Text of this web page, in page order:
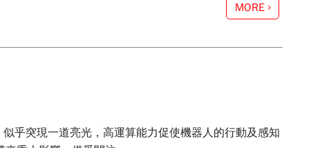
MORE
乎突現一道亮光，高運算能力促使機器人的行動及感知